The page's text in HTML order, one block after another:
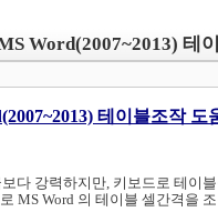
Word(2007~2013) 테
테이블조작 도
다 강력하지만, 키보드로 테이
MS Word 의 테이블 셀간격을